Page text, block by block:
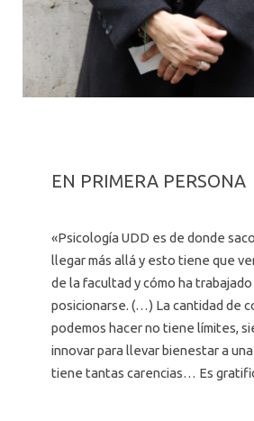
EN PRIMERA PERSONA
«Psicología UDD es de donde
llegar más allá y esto tiene que
de la facultad y cómo ha trabajado
posicionarse. (…) La cantidad de
podemos hacer no tiene límites,
innovar para llevar bienestar a
tiene tantas carencias… Es